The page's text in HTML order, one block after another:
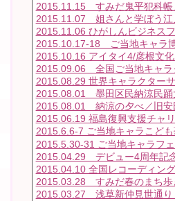
2015.11.15 すみだ鬼平犯科帳
2015.11.07 姐さんと学ぼう江
2015.11.06 ひがしんビジネス
2015.10.17-18 ご当地キャラ
2015.10.16 アイタイ4/彦根文
2015.09.06 全国ご当地キャラ
2015.08.29 世界キャラクター
2015.08.01 墨田区民納涼民踊
2015.08.01 納涼の夕べ／旧安
2015.06.19 福島復興支援チャ
2015.6.6-7 ご当地キャラこど
2015.5.30-31 ご当地キャラフ
2015.04.29 デビュー4周年記
2015.04.10 全国レコーディン
2015.03.28 すみだ春のまち歩
2015.03.27 浅草新仲見世通